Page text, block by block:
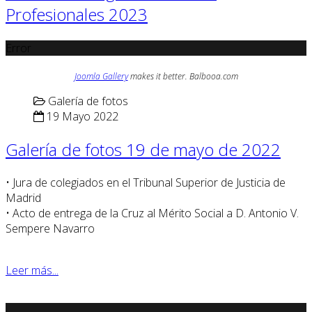
Profesionales 2023
Joomla Gallerymakes it better. Balbooa.com
Galería de fotos
19 Mayo 2022
Galería de fotos 19 de mayo de 2022
• Jura de colegiados en el Tribunal Superior de Justicia de
Madrid
• Acto de entrega de la Cruz al Mérito Social a D. Antonio V.
Sempere Navarro
Leer más...